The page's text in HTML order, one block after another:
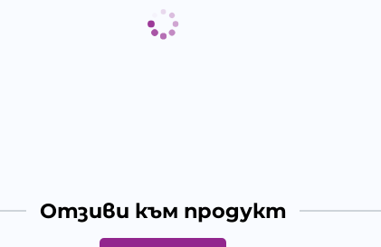
Отзиви към продукт